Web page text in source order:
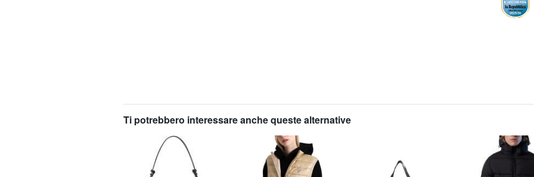
Ti potrebbero interessare anche queste alternative